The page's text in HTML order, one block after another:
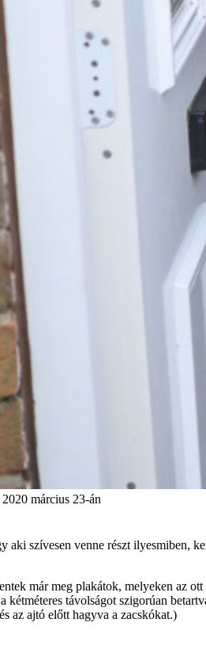
március 23-án
aki szívesen venne részt
már meg plakátok, melyeken az
távolságot szigorúan
az ajtó előtt hagyva a zacskókat.)